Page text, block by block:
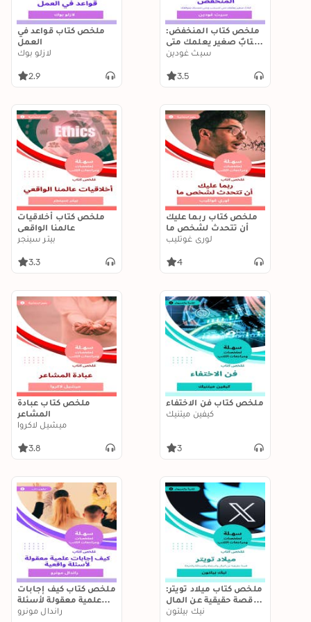
ملخص كتاب قواعد في
العمل
لازلو بوك
2.9
ملخص كتاب المنخفض:
كتابٌ صغير يعلمك متى
تنسحب ومتى تتمسك
سيث غودين
3.5
ملخص كتاب أخلاقيات
عالمنا الواقعي
بيتر سينجر
3.3
ملخص كتاب ربما عليك
أن تتحدث لشخص ما
لوري غوتليب
4
ملخص كتاب عبادة
المشاعر
ميشيل لاكروا
3.8
ملخص كتاب فن الاختفاء
كيفين ميتنيك
3
ملخص كتاب كيف إجابات
علمية معقولة لأسئلة
واقعية
راندال مونرو
ملخص كتاب ميلاد تويتر:
قصة حقيقية عن المال
والسلطة والصداقة
نيك بيلتون